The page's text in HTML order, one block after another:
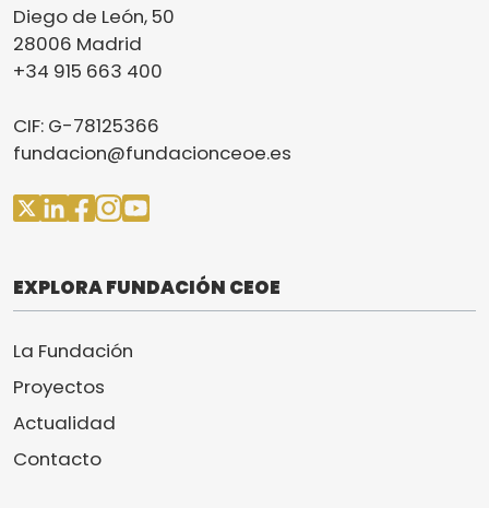
Diego de León, 50
28006 Madrid
+34 915 663 400
CIF: G-78125366
fundacion@fundacionceoe.es
EXPLORA FUNDACIÓN CEOE
La Fundación
Proyectos
Actualidad
Contacto